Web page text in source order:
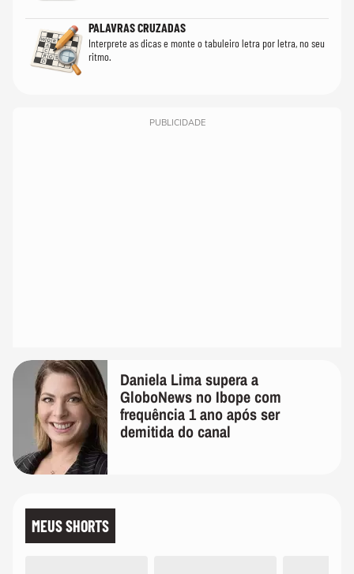
PALAVRAS CRUZADAS
Interprete as dicas e monte o tabuleiro letra por letra, no seu
ritmo.
PUBLICIDADE
Daniela Lima supera a
GloboNews no Ibope com
frequência 1 ano após ser
demitida do canal
MEUS SHORTS